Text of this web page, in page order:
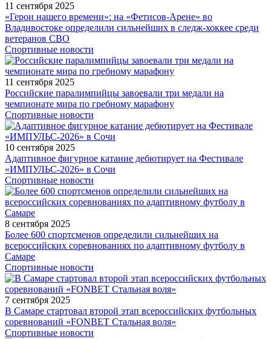
11 сентября 2025
«Герои нашего времени»: на «Фетисов-Арене» во
Владивостоке определили сильнейших в следж-хоккее среди
ветеранов СВО
Спортивные новости
11 сентября 2025
Российские паралимпийцы завоевали три медали на
чемпионате мира по гребному марафону
Спортивные новости
10 сентября 2025
Адаптивное фигурное катание дебютирует на Фестивале
«ИМПУЛЬС-2026» в Сочи
Спортивные новости
8 сентября 2025
Более 600 спортсменов определили сильнейших на
всероссийских соревнованиях по адаптивному футболу в
Самаре
Спортивные новости
7 сентября 2025
В Самаре стартовал второй этап всероссийских футбольных
соревнований «FONBET Стальная воля»
Спортивные новости